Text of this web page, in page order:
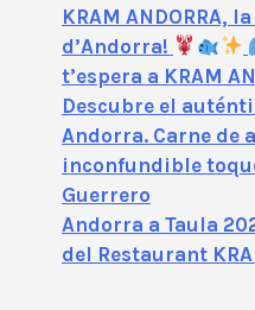
KRAM ANDORRA,
d’Andorra!
t’espera a KRAM
Descubre el
Andorra. Carne de
inconfundible
Guerrero
Andorra a Taula
del Restaurant